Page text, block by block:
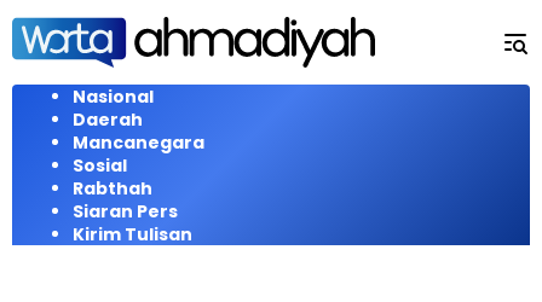
Langsung
konten
Nasional
Daerah
Mancanegara
Sosial
Rabthah
Siaran Pers
Kirim Tulisan